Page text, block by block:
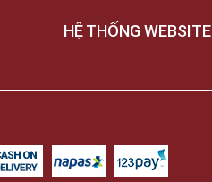
HỆ THỐNG WEBSITE